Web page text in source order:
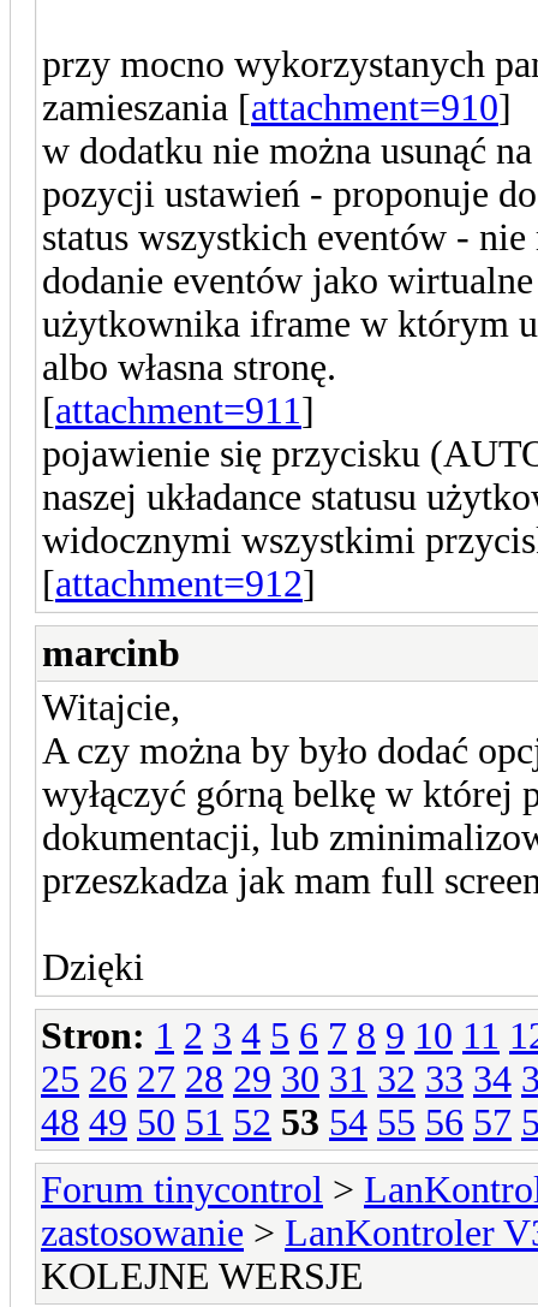
przy mocno wykorzystanych
zamieszania [attachment=910]
w dodatku nie można usunąć
pozycji ustawień - proponuje
status wszystkich eventów -
dodanie eventów jako
użytkownika iframe w którym
albo własna stronę.
[attachment=911]
pojawienie się przycisku
naszej układance statusu
widocznymi wszystkimi
[attachment=912]
marcinb
Witajcie,
A czy można by było dodać
wyłączyć górną belkę w
dokumentacji, lub
przeszkadza jak mam full
Dzięki
Stron: 1 2 3 4 5 6 7 8 9 10 11
25 26 27 28 29 30 31 32 33 34
48 49 50 51 52 53 54 55 56 57
Forum tinycontrol >
zastosowanie > LanKontroler
KOLEJNE WERSJE